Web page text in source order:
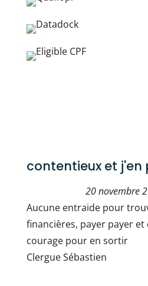
contentieux et j'en
20 novembre
Aucune entraide pour
financières, payer payer et
courage pour en sortir
Clergue Sébastien